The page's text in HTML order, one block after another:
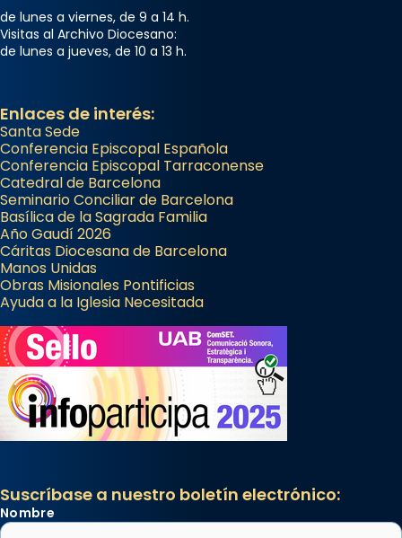
de lunes a viernes, de 9 a 14 h.
Visitas al Archivo Diocesano:
de lunes a jueves, de 10 a 13 h.
Enlaces de interés:
Santa Sede
Conferencia Episcopal Española
Conferencia Episcopal Tarraconense
Catedral de Barcelona
Seminario Conciliar de Barcelona
Basílica de la Sagrada Familia
Año Gaudí 2026
Cáritas Diocesana de Barcelona
Manos Unidas
Obras Misionales Pontificias
Ayuda a la Iglesia Necesitada
Suscríbase a nuestro boletín electrónico:
Nombre